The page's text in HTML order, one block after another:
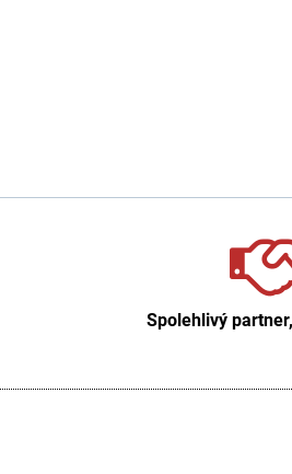
Spolehlivý